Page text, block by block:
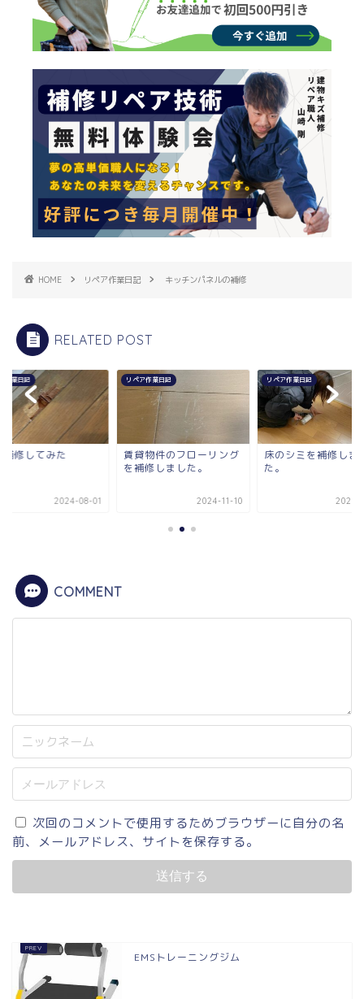
HOME リペア作業日記 キッチンパネルの補修
RELATED POST
リペア作業日記
賃貸物件のフローリング
を補修しました。
床のシミを補修しまし
た。
リペア作業
床を補
COMMENT
次回のコメントで使用するためブラウザーに自分の名
前、メールアドレス、サイトを保存する。
EMSトレーニングジム